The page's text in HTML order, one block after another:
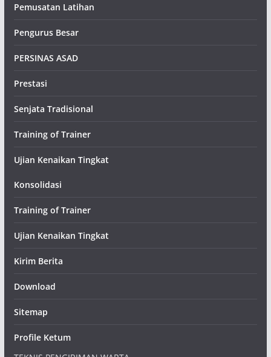
Pemusatan Latihan
Pengurus Besar
PERSINAS ASAD
Prestasi
Senjata Tradisional
Training of Trainer
Ujian Kenaikan Tingkat
Konsolidasi
Training of Trainer
Ujian Kenaikan Tingkat
Kirim Berita
Download
Sitemap
Profile Ketum